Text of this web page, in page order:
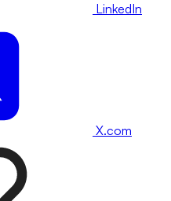
LinkedIn
X.com